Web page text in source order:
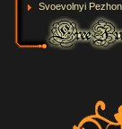
Svoevolnyi